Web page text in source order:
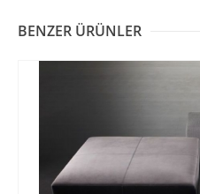
BENZER ÜRÜNLER